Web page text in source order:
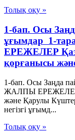
Толық оқу »
1-бап. Осы
ұғымдар 1-
ЕРЕЖЕЛЕР
қорғанысы
1-бап. Осы Заңда
ЖАЛПЫ
және Қарулы
негізгі ұғымд...
Толық оқу »